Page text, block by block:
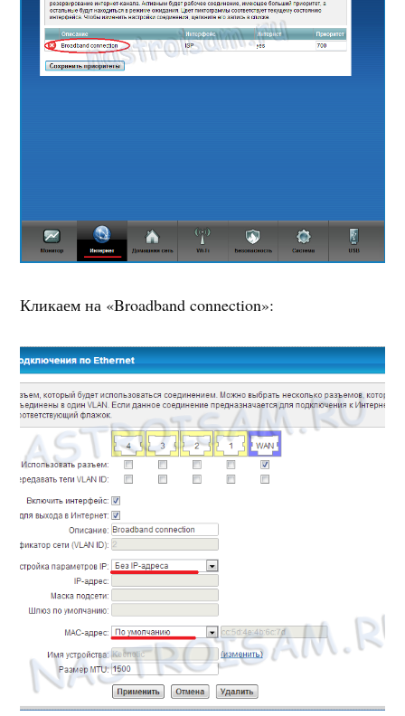
Кликаем на «Broadband connection»: